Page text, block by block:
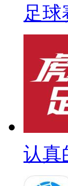
足球
认真